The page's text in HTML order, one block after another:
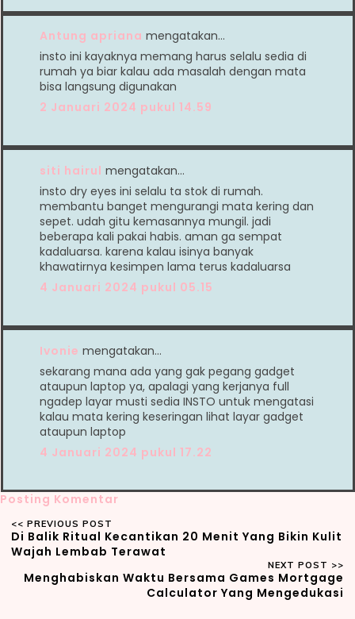
Antung apriana mengatakan…
insto ini kayaknya memang harus selalu sedia di
rumah ya biar kalau ada masalah dengan mata
bisa langsung digunakan
2 Januari 2024 pukul 14.59
siti hairul mengatakan…
insto dry eyes ini selalu ta stok di rumah.
membantu banget mengurangi mata kering dan
sepet. udah gitu kemasannya mungil. jadi
beberapa kali pakai habis. aman ga sempat
kadaluarsa. karena kalau isinya banyak
khawatirnya kesimpen lama terus kadaluarsa
4 Januari 2024 pukul 05.15
Ivonie mengatakan…
sekarang mana ada yang gak pegang gadget
ataupun laptop ya, apalagi yang kerjanya full
ngadep layar musti sedia INSTO untuk mengatasi
kalau mata kering keseringan lihat layar gadget
ataupun laptop
4 Januari 2024 pukul 17.22
Posting Komentar
Di Balik Ritual Kecantikan 20 Menit Yang Bikin Kulit
Wajah Lembab Terawat
Menghabiskan Waktu Bersama Games Mortgage
Calculator Yang Mengedukasi